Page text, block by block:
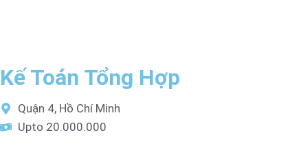
Kế Toán Tổng Hợp
Quận 4, Hồ Chí Minh
Upto 20.000.000